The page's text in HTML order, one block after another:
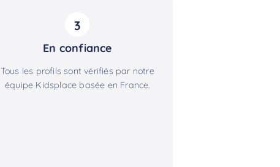
3
En confiance
Tous les profils sont vérifiés par notre
équipe Kidsplace basée en France.